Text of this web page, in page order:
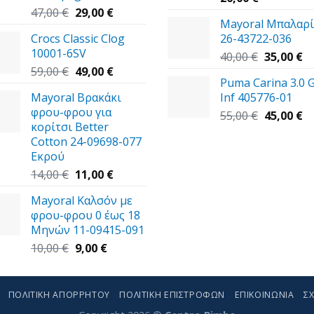
47,00€ Original
was:
47,00 €.
29,00 €Η
τιμή
29,00 €.
Crocs Classic Clog
10001-6SV
59,00€ Original
was:
59,00 €.
49,00 €Η
τιμή
Mayoral Βρακάκι
φρου-φρου για
κορίτσι Better
Cotton 24-09698-077
Εκρού
14,00€ Original
was:
14,00 €.
11,00 €Η
τιμή
είναι:
11,00 €.
Mayoral Καλσόν με
φρου-φρου 0 έως 18
Μηνών 11-09415-091
10,00€ Original
was:
10,00 €.
9,00 €Η
τιμή
είναι:
Mayoral
26-43722-036
40,00€ Original
was:
40,00 €.
35,00 €Η
Puma Carina 3.0
Inf 405776-01
55,00€ Original
45,00 €Η
ΠΟΛΙΤΙΚΉ ΑΠΟΡΡΉΤΟΥ ΠΟΛΙΤΙΚΉ ΕΠΙΣΤΡΟΦΏΝ ΕΠΙΚΟΙΝΩΝΊΑ